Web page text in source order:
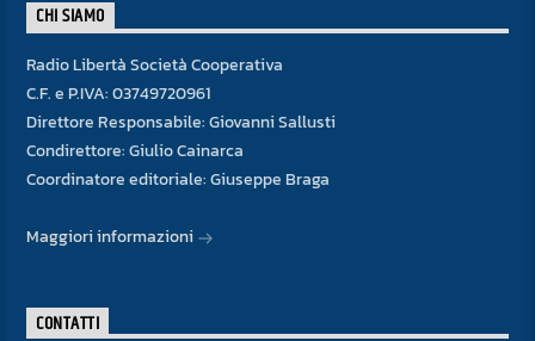
CHI SIAMO
Radio Libertà Società Cooperativa
C.F. e P.IVA: 03749720961
Direttore Responsabile: Giovanni Sallusti
Condirettore: Giulio Cainarca
Coordinatore editoriale: Giuseppe Braga
Maggiori informazioni
CONTATTI